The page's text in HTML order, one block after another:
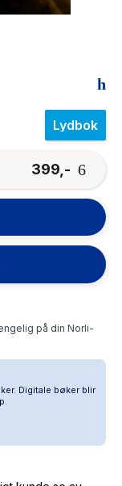
Lydbok
399,-
på din Norli-
Digitale bøker blir